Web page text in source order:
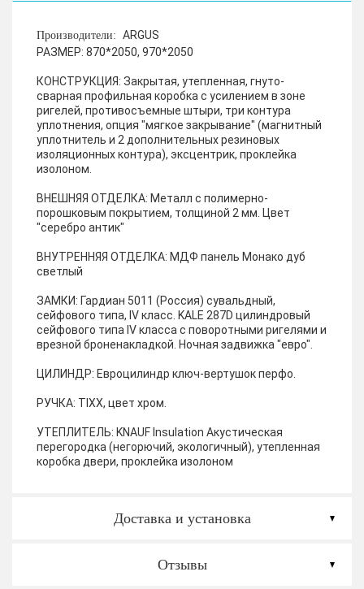
Производители: ARGUS
РАЗМЕР: 870*2050, 970*2050
КОНСТРУКЦИЯ: Закрытая, утепленная, гнуто-
сварная профильная коробка с усилением в зоне
ригелей, противосъемные штыри, три контура
уплотнения, опция "мягкое закрывание" (магнитный
уплотнитель и 2 дополнительных резиновых
изоляционных контура), эксцентрик, проклейка
изолоном.
ВНЕШНЯЯ ОТДЕЛКА: Металл с полимерно-
порошковым покрытием, толщиной 2 мм. Цвет
"серебро антик"
ВНУТРЕННЯЯ ОТДЕЛКА: МДФ панель Монако дуб
светлый
ЗАМКИ: Гардиан 5011 (Россия) сувальдный,
сейфового типа, IV класс. KALE 287D цилиндровый
сейфового типа IV класса с поворотными ригелями и
врезной броненакладкой. Ночная задвижка "евро".
ЦИЛИНДР: Евроцилиндр ключ-вертушок перфо.
РУЧКА: TIXX, цвет хром.
УТЕПЛИТЕЛЬ: KNAUF Insulation Акустическая
перегородка (негорючий, экологичный), утепленная
коробка двери, проклейка изолоном
Доставка и установка
Отзывы